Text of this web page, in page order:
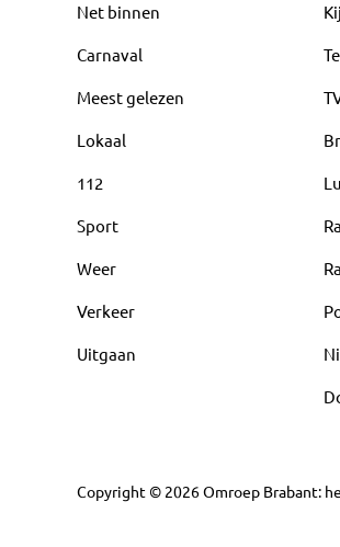
Net binnen
Carnaval
Meest gelezen
Lokaal
112
Sport
Weer
Verkeer
Uitgaan
Copyright © 2026Omroep Brabant: